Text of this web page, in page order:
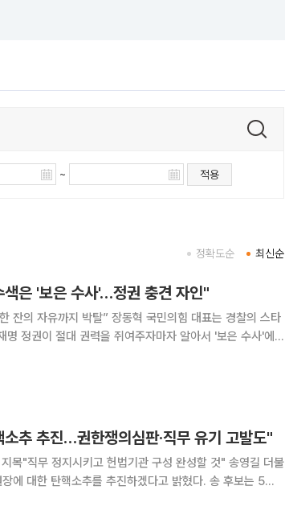
~ 적용
최신순
정확도순
은 '보은 수사'…정권 충견 자인"
동혁 국민의힘 대표는 경찰의 스타
정권이 절대 권력을 쥐여주자마자 알아서 '보은 수사'에
추 추진…권한쟁의심판·직무 유기 고발도"
무 정지시키고 헌법기관 구성 완성할 것" 송영길 더불
탄핵소추를 추진하겠다고 밝혔다. 송 후보는 5일
탄핵 사유로 △대법관 임명